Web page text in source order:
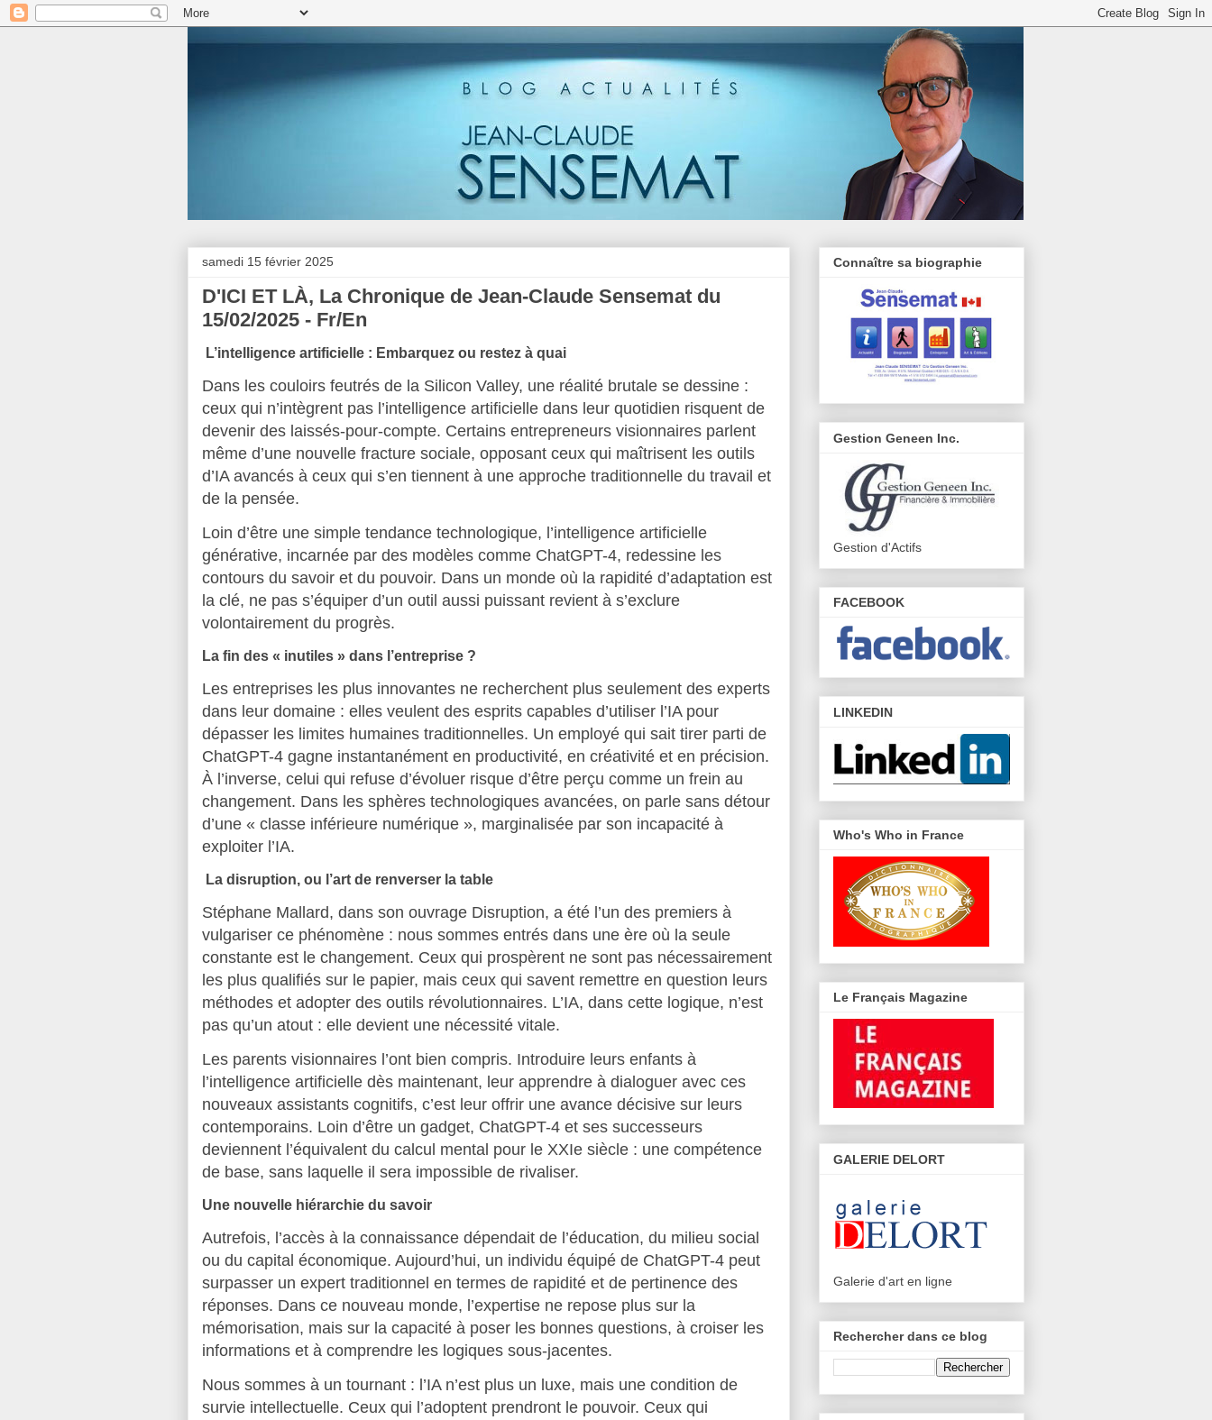
samedi 15 février 2025
D'ICI ET LÀ, La Chronique de Jean-Claude Sensemat du
15/02/2025 - Fr/En
L’intelligence artificielle : Embarquez ou restez à quai
Dans les couloirs feutrés de la Silicon Valley, une réalité brutale se dessine :
ceux qui n’intègrent pas l’intelligence artificielle dans leur quotidien risquent de
devenir des laissés-pour-compte. Certains entrepreneurs visionnaires parlent
même d’une nouvelle fracture sociale, opposant ceux qui maîtrisent les outils
d’IA avancés à ceux qui s’en tiennent à une approche traditionnelle du travail et
de la pensée.
Loin d’être une simple tendance technologique, l’intelligence artificielle
générative, incarnée par des modèles comme ChatGPT-4, redessine les
contours du savoir et du pouvoir. Dans un monde où la rapidité d’adaptation est
la clé, ne pas s’équiper d’un outil aussi puissant revient à s’exclure
volontairement du progrès.
La fin des « inutiles » dans l’entreprise ?
Les entreprises les plus innovantes ne recherchent plus seulement des experts
dans leur domaine : elles veulent des esprits capables d’utiliser l’IA pour
dépasser les limites humaines traditionnelles. Un employé qui sait tirer parti de
ChatGPT-4 gagne instantanément en productivité, en créativité et en précision.
À l’inverse, celui qui refuse d’évoluer risque d’être perçu comme un frein au
changement. Dans les sphères technologiques avancées, on parle sans détour
d’une « classe inférieure numérique », marginalisée par son incapacité à
exploiter l’IA.
La disruption, ou l’art de renverser la table
Stéphane Mallard, dans son ouvrage Disruption, a été l’un des premiers à
vulgariser ce phénomène : nous sommes entrés dans une ère où la seule
constante est le changement. Ceux qui prospèrent ne sont pas nécessairement
les plus qualifiés sur le papier, mais ceux qui savent remettre en question leurs
méthodes et adopter des outils révolutionnaires. L’IA, dans cette logique, n’est
pas qu’un atout : elle devient une nécessité vitale.
Les parents visionnaires l’ont bien compris. Introduire leurs enfants à
l’intelligence artificielle dès maintenant, leur apprendre à dialoguer avec ces
nouveaux assistants cognitifs, c’est leur offrir une avance décisive sur leurs
contemporains. Loin d’être un gadget, ChatGPT-4 et ses successeurs
deviennent l’équivalent du calcul mental pour le XXIe siècle : une compétence
de base, sans laquelle il sera impossible de rivaliser.
Une nouvelle hiérarchie du savoir
Autrefois, l’accès à la connaissance dépendait de l’éducation, du milieu social
ou du capital économique. Aujourd’hui, un individu équipé de ChatGPT-4 peut
surpasser un expert traditionnel en termes de rapidité et de pertinence des
réponses. Dans ce nouveau monde, l’expertise ne repose plus sur la
mémorisation, mais sur la capacité à poser les bonnes questions, à croiser les
informations et à comprendre les logiques sous-jacentes.
Nous sommes à un tournant : l’IA n’est plus un luxe, mais une condition de
survie intellectuelle. Ceux qui l’adoptent prendront le pouvoir. Ceux qui
Connaître sa biographie
Gestion Geneen Inc.
Gestion d'Actifs
FACEBOOK
LINKEDIN
Who's Who in France
Le Français Magazine
GALERIE DELORT
Galerie d'art en ligne
Rechercher dans ce blog